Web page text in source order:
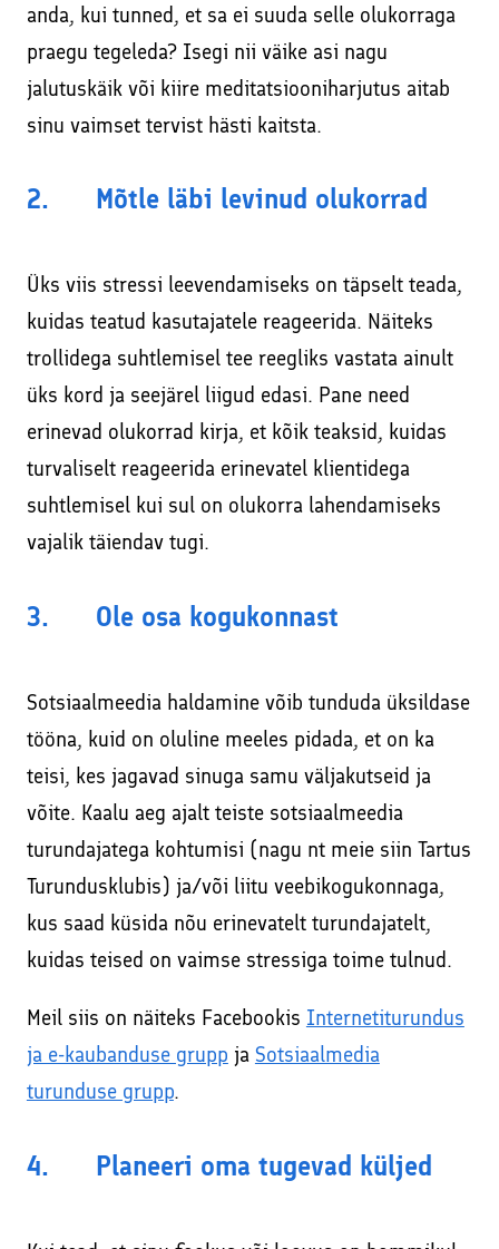
anda, kui tunned, et sa ei suuda selle olukorraga
praegu tegeleda? Isegi nii väike asi nagu
jalutuskäik või kiire meditatsiooniharjutus aitab
sinu vaimset tervist hästi kaitsta.
2. Mõtle läbi levinud olukorrad
Üks viis stressi leevendamiseks on täpselt teada,
kuidas teatud kasutajatele reageerida. Näiteks
trollidega suhtlemisel tee reegliks vastata ainult
üks kord ja seejärel liigud edasi. Pane need
erinevad olukorrad kirja, et kõik teaksid, kuidas
turvaliselt reageerida erinevatel klientidega
suhtlemisel kui sul on olukorra lahendamiseks
vajalik täiendav tugi.
3. Ole osa kogukonnast
Sotsiaalmeedia haldamine võib tunduda üksildase
tööna, kuid on oluline meeles pidada, et on ka
teisi, kes jagavad sinuga samu väljakutseid ja
võite. Kaalu aeg ajalt teiste sotsiaalmeedia
turundajatega kohtumisi (nagu nt meie siin Tartus
Turundusklubis) ja/või liitu veebikogukonnaga,
kus saad küsida nõu erinevatelt turundajatelt,
kuidas teised on vaimse stressiga toime tulnud.
Meil siis on näiteks Facebookis Internetiturundus
ja e-kaubanduse grupp ja Sotsiaalmedia
turunduse grupp.
4. Planeeri oma tugevad küljed